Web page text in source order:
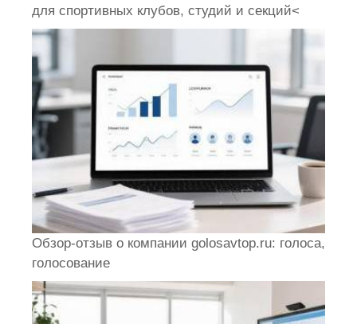
для спортивных клубов, студий и секций<
Обзор-отзыв о компании golosavtop.ru: голоса,
голосование